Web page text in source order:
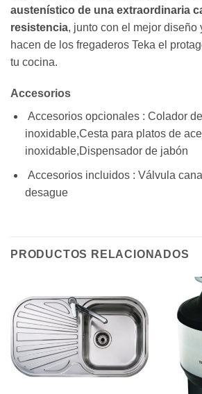
austenístico de una extraordinaria
resistencia, junto con el mejor diseño
hacen de los fregaderos Teka el
tu cocina.
Accesorios
Accesorios opcionales : Colador
inoxidable,Cesta para platos de
inoxidable,Dispensador de jabón
Accesorios incluidos : Válvula
desague
PRODUCTOS RELACIONADOS